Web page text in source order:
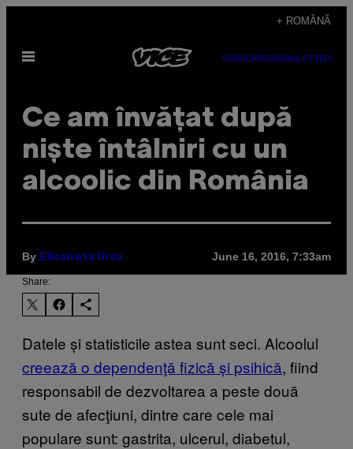
content
+ ROMÂNĂ
Open
SUBSCRIBENEWSLETTER
Ce am învățat după
niște întâlniri cu un
alcoolic din România
By Elisabeta Ursu June 16, 2016, 7:33am
Share:
Datele și statisticile astea sunt seci. Alcoolul
creează o dependenţă fizică și psihică, fiind
responsabil de dezvoltarea a peste două
sute de afecţiuni, dintre care cele mai
populare sunt: gastrita, ulcerul, diabetul,